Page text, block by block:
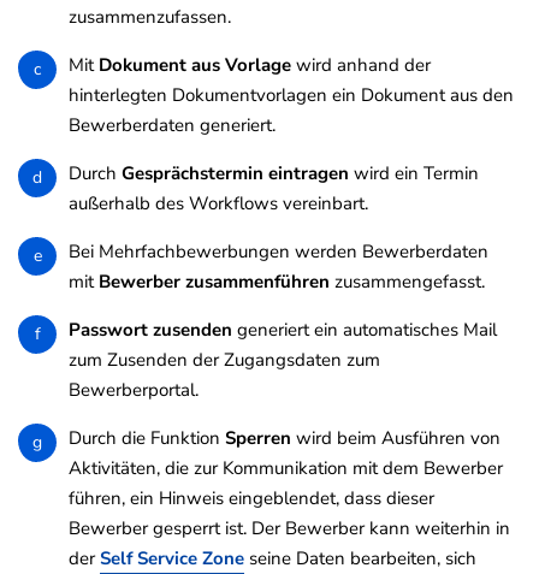
zusammenzufassen.
c Mit Dokument aus Vorlage wird anhand der
hinterlegten Dokumentvorlagen ein Dokument aus den
Bewerberdaten generiert.
d Durch Gesprächstermin eintragen wird ein Termin
außerhalb des Workflows vereinbart.
e
Bei Mehrfachbewerbungen werden Bewerberdaten
mit Bewerber zusammenführen zusammengefasst.
f Passwort zusenden generiert ein automatisches Mail
zum Zusenden der Zugangsdaten zum
Bewerberportal.
g Durch die Funktion Sperren wird beim Ausführen von
Aktivitäten, die zur Kommunikation mit dem Bewerber
führen, ein Hinweis eingeblendet, dass dieser
Bewerber gesperrt ist. Der Bewerber kann weiterhin in
derSelf Service Zone seine Daten bearbeiten, sich